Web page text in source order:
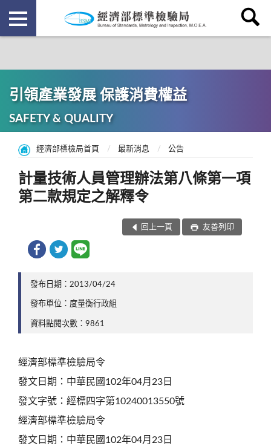
引領產業發展 保護消費權益
SAFETY & QUALITY
經濟部標檢局首頁 最新消息 公告
計量技術人員管理辦法第八條第一項
第二款規定之解釋令
回上一頁 友善列印
發布日期：2013/04/24
發布單位：度量衡行政組
資料點閱次數：9861
經濟部標準檢驗局令
發文日期：中華民國102年04月23日
發文字號：經標四字第10240013550號
經濟部標準檢驗局令
發文日期：中華民國102年04月23日